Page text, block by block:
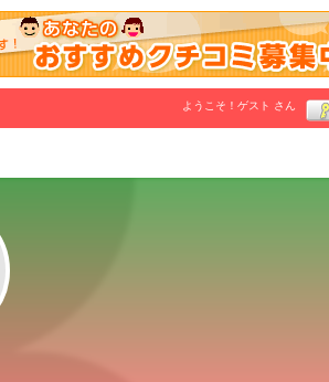
ようこそ！ ゲスト さん